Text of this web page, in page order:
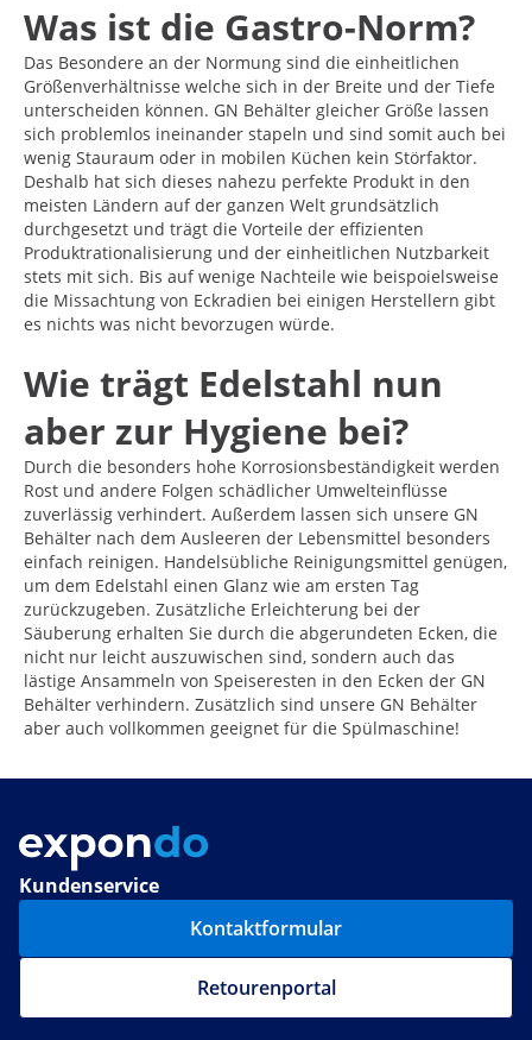
Was ist die Gastro-Norm?
Das Besondere an der Normung sind die einheitlichen
Größenverhältnisse welche sich in der Breite und der Tiefe
unterscheiden können. GN Behälter gleicher Größe lassen
sich problemlos ineinander stapeln und sind somit auch bei
wenig Stauraum oder in mobilen Küchen kein Störfaktor.
Deshalb hat sich dieses nahezu perfekte Produkt in den
meisten Ländern auf der ganzen Welt grundsätzlich
durchgesetzt und trägt die Vorteile der effizienten
Produktrationalisierung und der einheitlichen Nutzbarkeit
stets mit sich. Bis auf wenige Nachteile wie beispoielsweise
die Missachtung von Eckradien bei einigen Herstellern gibt
es nichts was nicht bevorzugen würde.
Wie trägt Edelstahl nun
aber zur Hygiene bei?
Durch die besonders hohe Korrosionsbeständigkeit werden
Rost und andere Folgen schädlicher Umwelteinflüsse
zuverlässig verhindert. Außerdem lassen sich unsere GN
Behälter nach dem Ausleeren der Lebensmittel besonders
einfach reinigen. Handelsübliche Reinigungsmittel genügen,
um dem Edelstahl einen Glanz wie am ersten Tag
zurückzugeben. Zusätzliche Erleichterung bei der
Säuberung erhalten Sie durch die abgerundeten Ecken, die
nicht nur leicht auszuwischen sind, sondern auch das
lästige Ansammeln von Speiseresten in den Ecken der GN
Behälter verhindern. Zusätzlich sind unsere GN Behälter
aber auch vollkommen geeignet für die Spülmaschine!
Kundenservice
Kontaktformular
Retourenportal